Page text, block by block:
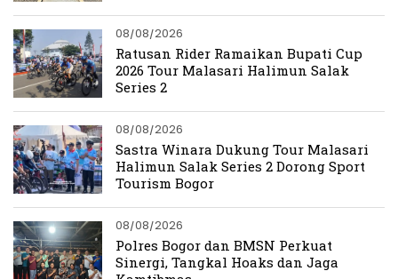
08/08/2026
Ratusan Rider Ramaikan Bupati Cup
2026 Tour Malasari Halimun Salak
Series 2
08/08/2026
Sastra Winara Dukung Tour Malasari
Halimun Salak Series 2 Dorong Sport
Tourism Bogor
08/08/2026
Polres Bogor dan BMSN Perkuat
Sinergi, Tangkal Hoaks dan Jaga